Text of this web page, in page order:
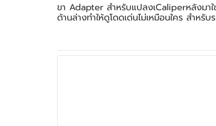
ขา Adapter สำหรับแปลงเCaliperหลังม
ด้านล่างทำให้ดูโดดเด่นไม่เหมือนใคร สำ